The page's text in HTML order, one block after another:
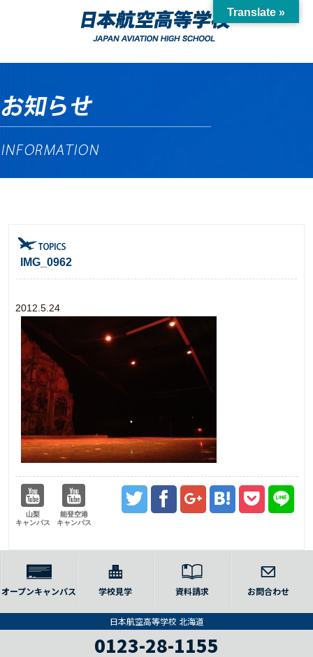
IMG_0962
2012.5.24
山梨
キャンパス
能登空港
キャンパス
オープンキャンパス 学校見学 資料請求 お問合わせ
日本航空高等学校 北海道
0123-28-1155
Translate »